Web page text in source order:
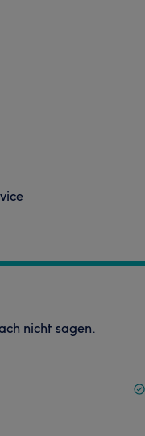
nicht sagen.